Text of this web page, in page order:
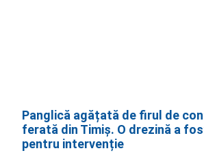
Panglică agățată de firul de
ferată din Timiș. O drezină a
pentru intervenție